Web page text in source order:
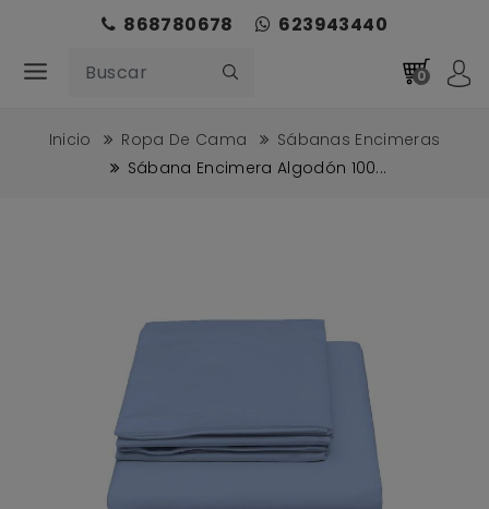
868780678 623943440
0
Inicio Ropa De Cama
Sábanas Encimeras
Sábana Encimera Algodón 100...